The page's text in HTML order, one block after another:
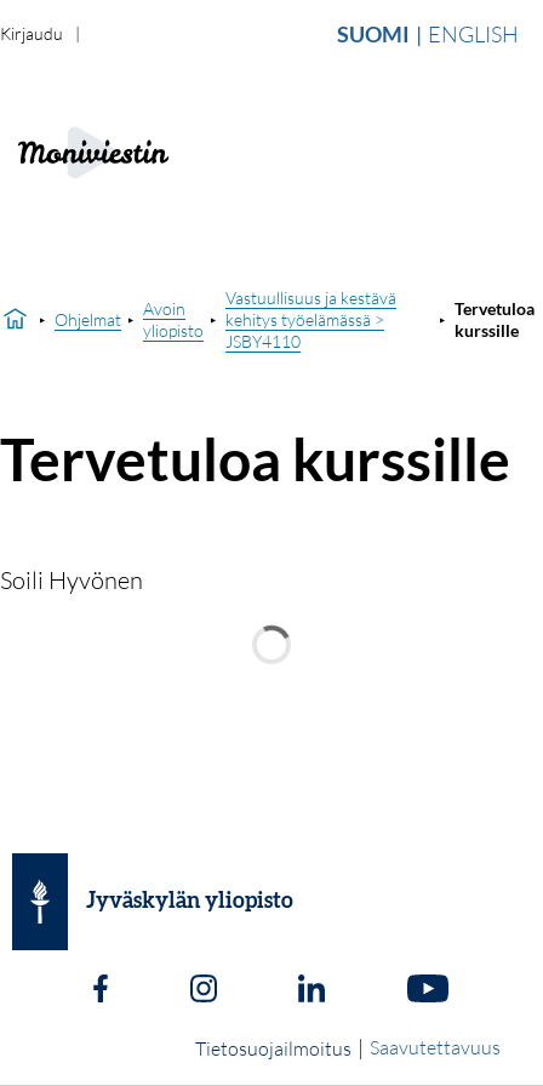
SUOMI ENGLISH
Kirjaudu
Ohjelmat
Avoin
yliopisto
Vastuullisuus ja kestävä
kehitys työelämässä >
JSBY4110
Tervetuloa
kurssille
Tervetuloa kurssille
Soili Hyvönen
Jyväskylän yliopisto
Tietosuojailmoitus | Saavutettavuus